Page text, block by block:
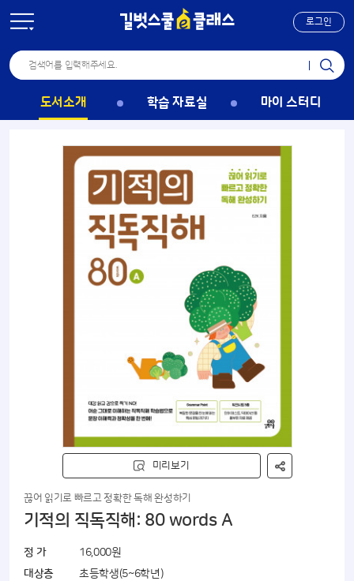
로그인
도서소개 학습 자료실 마이 스터디
미리보기
끊어 읽기로 빠르고 정확한 독해 완성하기
기적의 직독직해: 80 words A
정 가
16,000원
대상층
초등학생(5~6학년)